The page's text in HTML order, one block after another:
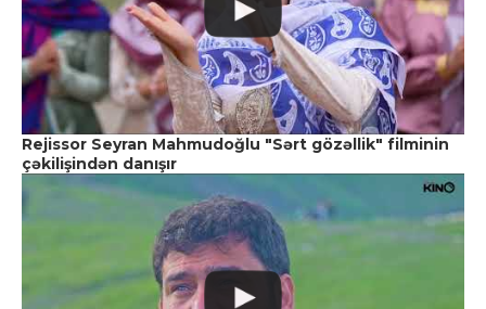
Rejissor Seyran Mahmudoğlu "Sərt gözəllik" filminin
çəkilişindən danışır